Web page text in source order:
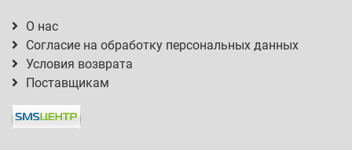
О нас
Согласие на обработку персональных данных
Условия возврата
Поставщикам